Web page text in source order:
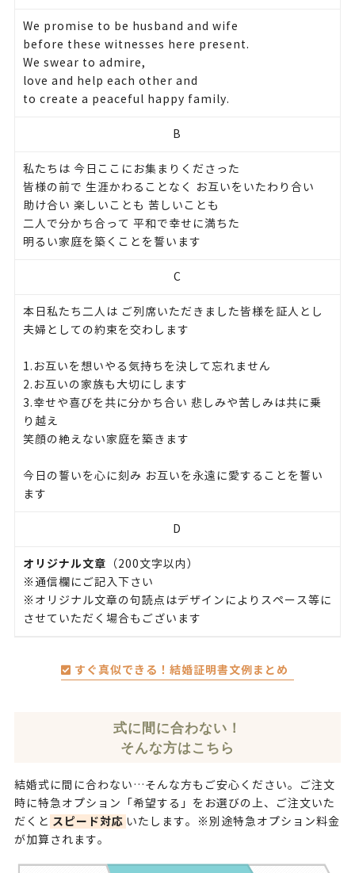
We promise to be husband and wife
before these witnesses here present.
We swear to admire,
love and help each other and
to create a peaceful happy family.
B
私たちは 今日ここにお集まりくださった
皆様の前で 生涯かわることなく お互いをいたわり合い
助け合い 楽しいことも 苦しいことも
二人で分かち合って 平和で幸せに満ちた
明るい家庭を築くことを誓います
C
本日私たち二人は ご列席いただきました皆様を証人とし
夫婦としての約束を交わします
1.お互いを想いやる気持ちを決して忘れません
2.お互いの家族も大切にします
3.幸せや喜びを共に分かち合い 悲しみや苦しみは共に乗
り越え
笑顔の絶えない家庭を築きます
今日の誓いを心に刻み お互いを永遠に愛することを誓い
ます
D
オリジナル文章 （200文字以内）
※通信欄にご記入下さい
※オリジナル文章の句読点はデザインによりスペース等に
させていただく場合もございます
すぐ真似できる！結婚証明書文例まとめ
式に間に合わない！
そんな方はこちら
結婚式に間に合わない…そんな方もご安心ください。ご注文
時に特急オプション「希望する」をお選びの上、ご注文いた
だくと スピード対応 いたします。※別途特急オプション料金
が加算されます。